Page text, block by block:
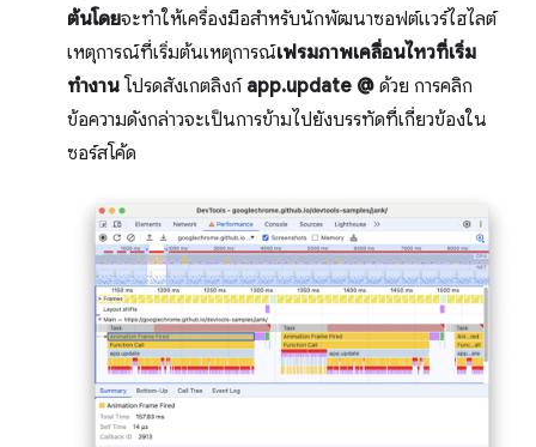
ต้นโดยจะทำให้เครื่องมือสำหรับนักพัฒนาซอฟต์แวร์ไฮไลต์
เหตุการณ์ที่เริ่มต้นเหตุการณ์เฟรมภาพเคลื่อนไหวที่เริ่ม
ทำงาน โปรดสังเกตลิงก์ app.update @ ด้วย การคลิก
ข้อความดังกล่าวจะเป็นการข้ามไปยังบรรทัดที่เกี่ยวข้องใน
ซอร์สโค้ด